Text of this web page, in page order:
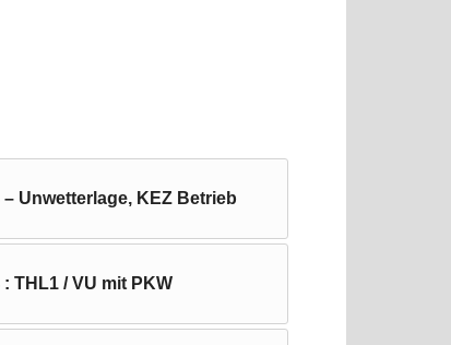
– Unwetterlage, KEZ Betrieb
THL1 / VU mit PKW